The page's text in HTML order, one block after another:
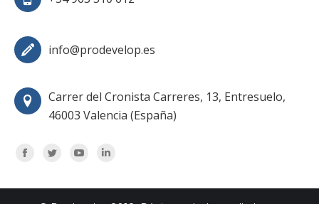
info@prodevelop.es
Carrer del Cronista Carreres, 13, Entresuelo,
46003 Valencia (España)
Encuéntranos en:
Facebook
TwitterYouTube